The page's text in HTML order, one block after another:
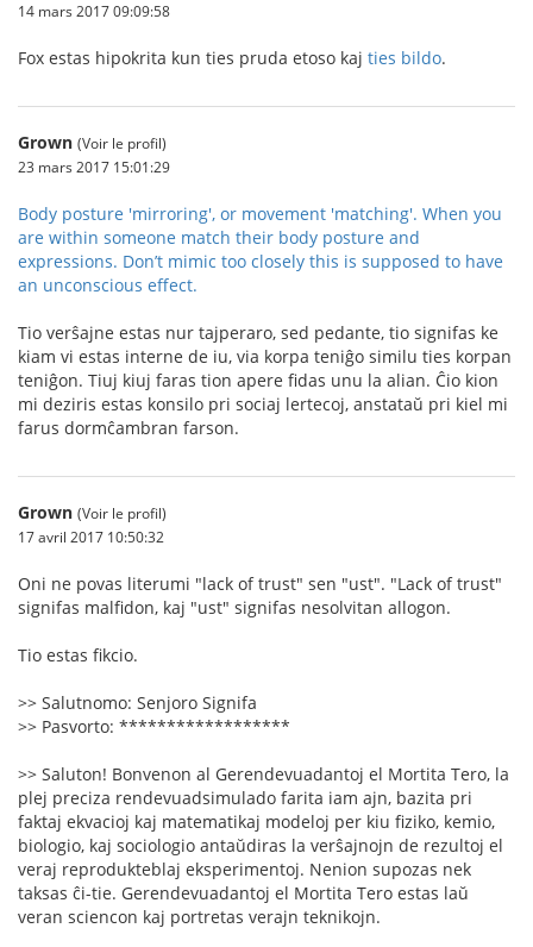
14 mars 2017 09:09:58
Fox estas hipokrita kun ties pruda etoso kaj ties bildo.
Grown (Voir le profil)
23 mars 2017 15:01:29
Body posture 'mirroring', or movement 'matching'. When you
are within someone match their body posture and
expressions. Don’t mimic too closely this is supposed to have
an unconscious effect.
Tio verŝajne estas nur tajperaro, sed pedante, tio signifas ke
kiam vi estas interne de iu, via korpa teniĝo similu ties korpan
teniĝon. Tiuj kiuj faras tion apere fidas unu la alian. Ĉio kion
mi deziris estas konsilo pri sociaj lertecoj, anstataŭ pri kiel mi
farus dormĉambran farson.
Grown (Voir le profil)
17 avril 2017 10:50:32
Oni ne povas literumi "lack of trust" sen "ust". "Lack of trust"
signifas malfidon, kaj "ust" signifas nesolvitan allogon.
Tio estas fikcio.
>> Salutnomo: Senjoro Signifa
>> Pasvorto: ******************
>> Saluton! Bonvenon al Gerendevuadantoj el Mortita Tero, la
plej preciza rendevuadsimulado farita iam ajn, bazita pri
faktaj ekvacioj kaj matematikaj modeloj per kiu fiziko, kemio,
biologio, kaj sociologio antaŭdiras la verŝajnojn de rezultoj el
veraj reprodukteblaj eksperimentoj. Nenion supozas nek
taksas ĉi-tie. Gerendevuadantoj el Mortita Tero estas laŭ
veran sciencon kaj portretas verajn teknikojn.